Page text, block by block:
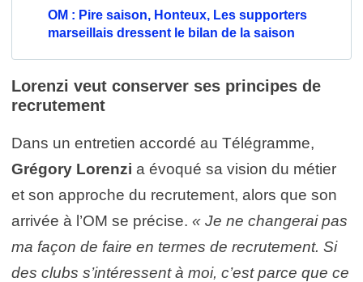
OM : Pire saison, Honteux, Les supporters
marseillais dressent le bilan de la saison
Lorenzi veut conserver ses principes de
recrutement
Dans un entretien accordé au Télégramme,
Grégory Lorenzi a évoqué sa vision du métier
et son approche du recrutement, alors que son
arrivée à l’OM se précise. « Je ne changerai pas
ma façon de faire en termes de recrutement. Si
des clubs s’intéressent à moi, c’est parce que ce